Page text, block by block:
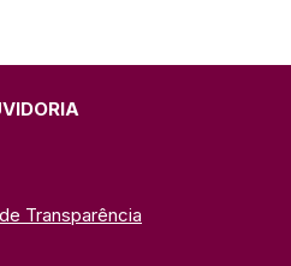
Transparência